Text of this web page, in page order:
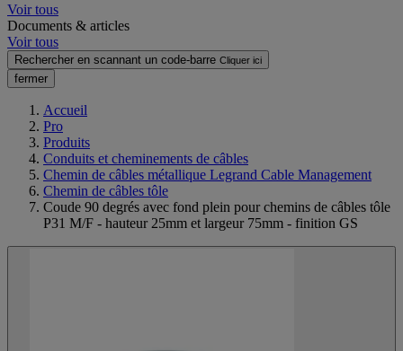
Voir tous
Documents & articles
Voir tous
Rechercher en scannant un code-barre Cliquer ici
fermer
Accueil
Pro
Produits
Conduits et cheminements de câbles
Chemin de câbles métallique Legrand Cable Management
Chemin de câbles tôle
Coude 90 degrés avec fond plein pour chemins de câbles tôle
P31 M/F - hauteur 25mm et largeur 75mm - finition GS